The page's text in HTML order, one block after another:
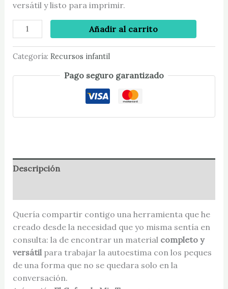
versátil y listo para imprimir.
Añadir al carrito
Categoría: Recursos infantil
Pago seguro garantizado
Descripción
Quería compartir contigo una herramienta que he
creado desde la necesidad que yo misma sentía en
consulta: la de encontrar un material completo y
versátilpara trabajar la autoestima con los peques
de una forma que no se quedara solo en la
conversación.